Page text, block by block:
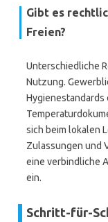
Gibt es
Freien?
Unterschiedliche
Nutzung.
Hygienestandards
sich beim lokalen
Zulassungen und
eine verbindliche
ein.
Schritt-für-